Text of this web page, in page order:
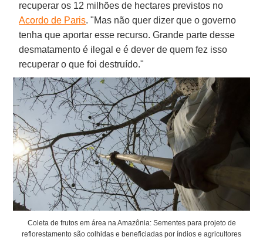
recuperar os 12 milhões de hectares previstos no
Acordo de Paris. "Mas não quer dizer que o governo
tenha que aportar esse recurso. Grande parte desse
desmatamento é ilegal e é dever de quem fez isso
recuperar o que foi destruído."
Coleta de frutos em área na Amazônia: Sementes para projeto de
reflorestamento são colhidas e beneficiadas por índios e agricultores